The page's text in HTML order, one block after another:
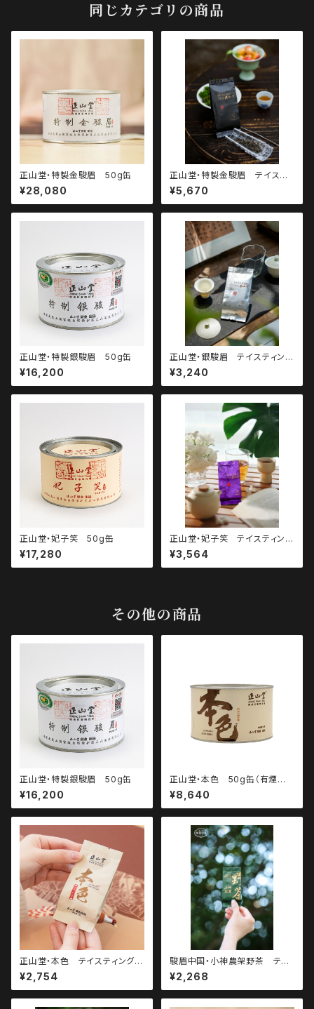
同じカテゴリの商品
正山堂・特製金駿眉 50g缶
¥28,080
正山堂・特製金駿眉 テイステ
ィングパック・3g×3パック
¥5,670
正山堂・特製銀駿眉 50g缶
¥16,200
正山堂・銀駿眉 テイスティング
パック・3g×3パック
¥3,240
正山堂・妃子笑 50g缶
¥17,280
正山堂・妃子笑 テイスティング
パック・3g×3パック
¥3,564
その他の商品
正山堂・特製銀駿眉 50g缶
¥16,200
正山堂・本色 50g缶（有煙型
正山小種）
¥8,640
正山堂・本色 テイスティングパ
ック・5g×3パック（有煙型正山
小種）
¥2,754
駿眉中国・小神農架野茶 テイ
スティングパック・4g×3パック
¥2,268